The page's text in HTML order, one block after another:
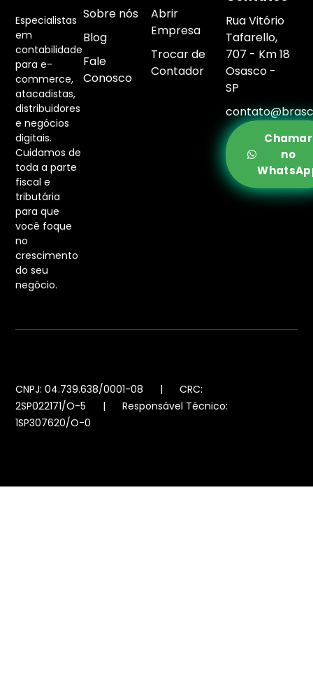
Especialistas
em
contabilidade
para e-
commerce,
atacadistas,
distribuidores
e negócios
digitais.
Cuidamos de
toda a parte
fiscal e
tributária
para que
você foque
no
crescimento
do seu
negócio.
Sobre nós
Blog
Fale
Conosco
Abrir
Empresa
Trocar de
Contador
Rua Vitório
Tafarello,
707 - Km 18
Osasco -
SP
Chamar
no
CNPJ: 04.739.638/0001-08 | CRC:
2SP022171/O-5 | Responsável Técnico:
1SP307620/O-0